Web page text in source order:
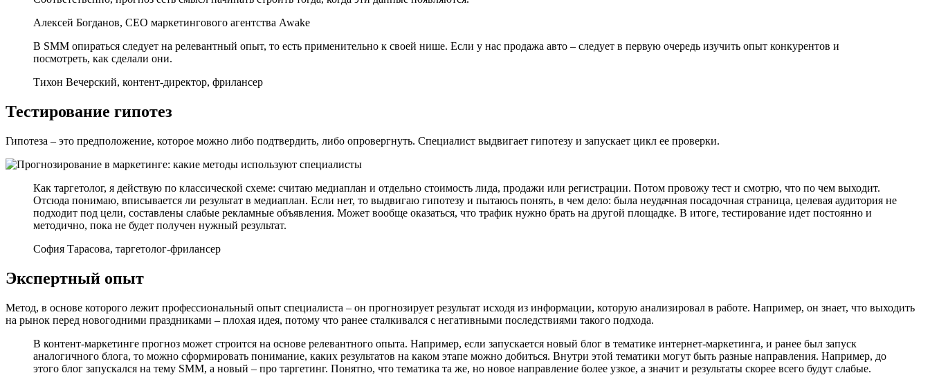
Алексей Богданов, CEO маркетингового агентства Awake
В SMM опираться следует на релевантный опыт, то есть применительно к своей нише. Если у нас продажа авто – следует в первую очередь изучить опыт конкурентов и
посмотреть, как сделали они.
Тихон Вечерский, контент-директор, фрилансер
Тестирование гипотез
Гипотеза – это предположение, которое можно либо подтвердить, либо опровергнуть. Специалист выдвигает гипотезу и запускает цикл ее проверки.
Как таргетолог, я действую по классической схеме: считаю медиаплан и отдельно стоимость лида, продажи или регистрации. Потом провожу тест и смотрю, что по чем выходит.
Отсюда понимаю, вписывается ли результат в медиаплан. Если нет, то выдвигаю гипотезу и пытаюсь понять, в чем дело: была неудачная посадочная страница, целевая аудитория не
подходит под цели, составлены слабые рекламные объявления. Может вообще оказаться, что трафик нужно брать на другой площадке. В итоге, тестирование идет постоянно и
методично, пока не будет получен нужный результат.
София Тарасова, таргетолог-фрилансер
Экспертный опыт
Метод, в основе которого лежит профессиональный опыт специалиста – он прогнозирует результат исходя из информации, которую анализировал в работе. Например, он знает, что выходить
на рынок перед новогодними праздниками – плохая идея, потому что ранее сталкивался с негативными последствиями такого подхода.
В контент-маркетинге прогноз может строится на основе релевантного опыта. Например, если запускается новый блог в тематике интернет-маркетинга, и ранее был запуск
аналогичного блога, то можно сформировать понимание, каких результатов на каком этапе можно добиться. Внутри этой тематики могут быть разные направления. Например, до
этого блог запускался на тему SMM, а новый – про таргетинг. Понятно, что тематика та же, но новое направление более узкое, а значит и результаты скорее всего будут слабые.